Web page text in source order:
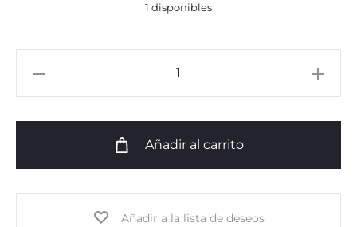
1 disponibles
Añadir al carrito
Añadir a la lista de deseos